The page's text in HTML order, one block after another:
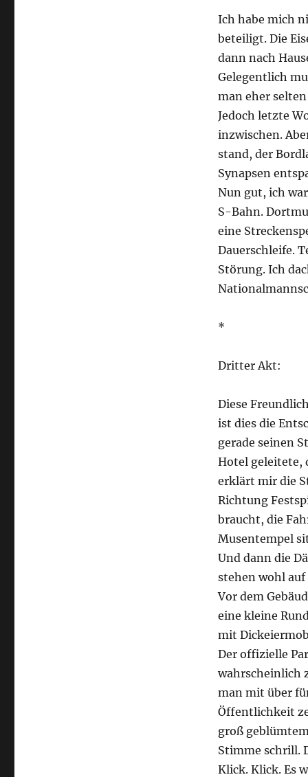
Ich habe mich
beteiligt. Die
dann nach
Gelegentlich
man eher
Jedoch letzte
inzwischen.
stand, der
Synapsen
Nun gut, ich
S-Bahn.
eine
Dauerschleife.
Störung. Ich
*
Dritter Akt:
Diese
ist dies die
gerade seinen
Hotel geleitete,
erklärt mir die
Richtung
braucht, die
Musentempel
Und dann die
stehen wohl
Vor dem
eine kleine
mit
Der offizielle
wahrscheinlich
man mit über
Öffentlichkeit
groß
Stimme schrill.
Klick. Klick. Es